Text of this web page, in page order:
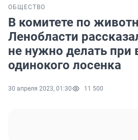
ОБЩЕСТВО
В комитете по
Ленобласти
не нужно делать при
одинокого лосенка
30 апреля 2023, 01:30 11 500